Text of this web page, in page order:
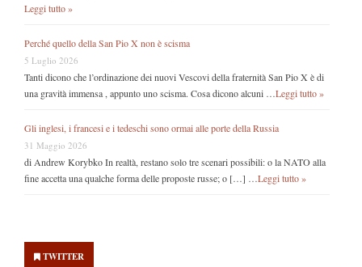
Leggi tutto »
Perché quello della San Pio X non è scisma
5 Luglio 2026
Tanti dicono che l’ordinazione dei nuovi Vescovi della fraternità San Pio X è di
una gravità immensa , appunto uno scisma. Cosa dicono alcuni …Leggi tutto »
Gli inglesi, i francesi e i tedeschi sono ormai alle porte della Russia
31 Maggio 2026
di Andrew Korybko In realtà, restano solo tre scenari possibili: o la NATO alla
fine accetta una qualche forma delle proposte russe; o […] …Leggi tutto »
Sidebar
TWITTER